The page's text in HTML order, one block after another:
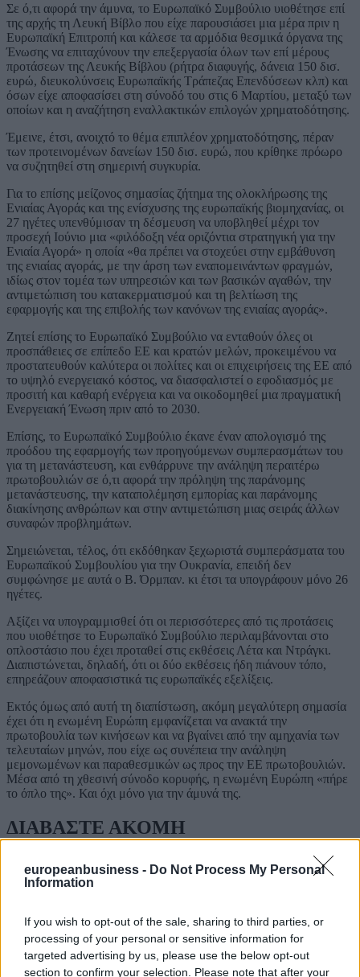
europeanbusiness - Do Not Process My Personal
Information
If you wish to opt-out of the sale, sharing to third parties, or
processing of your personal or sensitive information for
targeted advertising by us, please use the below opt-out
section to confirm your selection. Please note that after your
Σε ό,τι αφορά την άμυνα, το Ευρωπαϊκό Συμβούλιο υιοθέτησε επί
της αρχής τη Λευκή Βίβλο που είχε παρουσιάσει μια μέρα πριν η
Ευρωπαϊκή Επιτροπή και κάλεσε τα αρμόδια θεσμικά όργανα της
Ένωσης να επιταχύνουν την επεξεργασία όλων των επί μέρους
προτάσεων της Λευκής Βίβλου (ρήτρα διαφυγής, δάνεια 150 δισ.
ευρώ, διευκολύνσεις Ευρωπαϊκής Τράπεζας Επενδύσεων κλπ) και
όσων είχε αποφασίσει στη σύνοδό του στις 6 Μαρτίου, μεταξύ των
οποίων και η αναζήτηση εναλλακτικών επιλογών χρηματοδότησης.
Έμεινε, έτσι, ανοιχτό το θέμα επιπλέον χρηματοδότησης, πέραν
των προτεινομένων δανείων 150 δισ. ευρώ, που κρίθηκε πρόωρο
να συζητηθεί στη σημερινή συγκυρία.
Για το επίσης μείζονος σημασίας ζήτημα της ολοκλήρωσης της
Ενιαίας Αγοράς και της ενίσχυσης της ευρωπαϊκής βιομηχανίας, οι
27 ηγέτες υπενθύμισαν τη δέσμευση να υποβληθεί μέχρι τον
προσεχή Ιούνιο μια «φιλόδοξη νέα οριζόντια στρατηγική για την
Ενιαία Αγορά» η οποία «θα πρέπει να στοχεύει στην εμβάθυνση
της ενιαίας αγοράς, με την άρση των εναπομεινάντων φραγμών,
ιδίως στον τομέα των υπηρεσιών και των βασικών αγαθών, την
αντιμετώπιση του κατακερματισμού και τη βελτίωση της
εφαρμογής και της επιβολής των κανόνων της ενιαίας αγοράς».
Ζητεί επίσης το Ευρωπαϊκό Συμβούλιο να ενταθούν όλες οι
προσπάθειες σε επίπεδο ΕΕ και κρατών μελών, προκειμένου να
προστατευθούν καλύτερα οι πολίτες και οι επιχειρήσεις της ΕΕ από
το υψηλό ενεργειακό κόστος, να διασφαλιστεί ο εφοδιασμός με
προσιτή και καθαρή ενέργεια και να οικοδομηθεί μια πραγματική
Ενεργειακή Ένωση πριν από το 2030.
Επίσης, το Ευρωπαϊκό Συμβούλιο έκανε έναν απολογισμό της
προόδου της εφαρμογής των προηγούμενων συμπερασμάτων του
για τη μετανάστευση, και ενθάρρυνε την ανάληψη περαιτέρω
πρωτοβουλιών σε ό,τι αφορά την πρόληψη της παράνομης
μετανάστευσης, την καταπολέμηση εμπορίας και παράνομης
διακίνησης ανθρώπων και στην αντιμετώπιση μιας σειράς άλλων
συναφών προβλημάτων.
Σημειώνεται, τέλος, ότι εκδόθηκαν ξεχωριστά συμπεράσματα του
Ευρωπαϊκού Συμβουλίου για την Ουκρανία, επειδή δεν
συμφώνησε με αυτά ο Β. Όρμπαν. κι έτσι τα υπογράφουν μόνο 26
ηγέτες.
Αξίζει να υπογραμμισθεί ότι οι περισσότερες από τις προτάσεις
που υιοθέτησε το Ευρωπαϊκό Συμβούλιο περιλαμβάνονται στο
οπλοστάσιο που έχει προταθεί στις εκθέσεις Λέτα και Ντράγκι.
Διαπιστώνεται, δηλαδή, ότι οι δύο εκθέσεις ήδη πιάνουν τόπο,
επηρεάζουν αποφασιστικά τις ευρωπαϊκές εξελίξεις.
Εκτός όμως από αυτή τη διαπίστωση, ακόμη μεγαλύτερη σημασία
έχει ότι η ενωμένη Ευρώπη εμφανίζεται να ανακτά την
πρωτοβουλία των κινήσεων και να βγαίνει από την αμηχανία των
τελευταίων μηνών, που είχε ως συνέπεια την ανάληψη
μεμονωμένων και παραθεσμικών ως προς την ΕΕ πρωτοβουλιών.
Μέσα από τη χθεσινή σύνοδο κορυφής, η ενωμένη Ευρώπη «πήρε
το όπλο της». Και όχι μόνο για την άμυνά της.
ΔΙΑΒΑΣΤΕ ΑΚΟΜΗ